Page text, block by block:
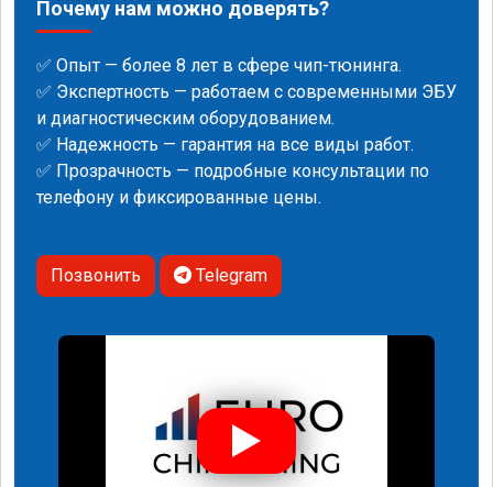
Почему нам можно доверять?
✅ Опыт — более 8 лет в сфере чип-тюнинга.
✅ Экспертность — работаем с современными ЭБУ
и диагностическим оборудованием.
✅ Надежность — гарантия на все виды работ.
✅ Прозрачность — подробные консультации по
телефону и фиксированные цены.
Позвонить Telegram